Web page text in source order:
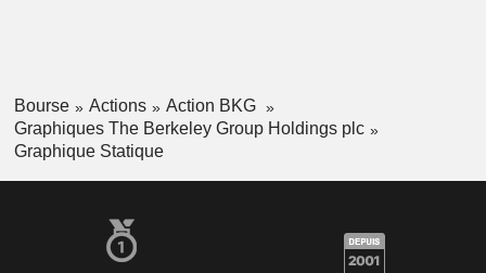
Bourse Actions
Action BKG
Graphiques The Berkeley Group Holdings plc
Graphique Statique